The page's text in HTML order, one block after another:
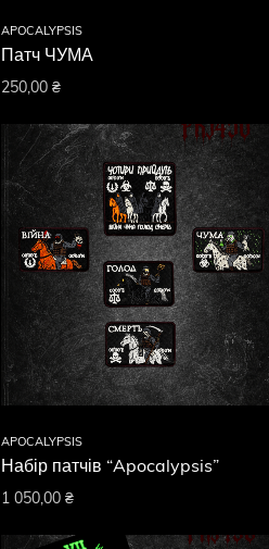
APOCALYPSIS
Патч ЧУМА
250,00 ₴
APOCALYPSIS
Набір патчів “Apocalypsis”
1 050,00 ₴